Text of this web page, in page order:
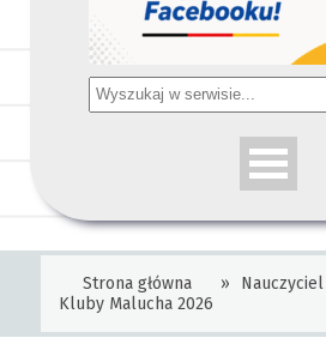
Strona główna » Nauczyciel
Kluby Malucha 2026